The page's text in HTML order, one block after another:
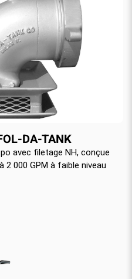
DA-TANK
avec filetage NH, conçue
2 000 GPM à faible niveau